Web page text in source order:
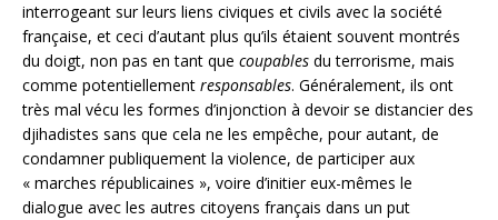
interrogeant sur leurs liens civiques et civils avec la société
française, et ceci d’autant plus qu’ils étaient souvent montrés
du doigt, non pas en tant que coupables du terrorisme, mais
comme potentiellement responsables. Généralement, ils ont
très mal vécu les formes d’injonction à devoir se distancier des
djihadistes sans que cela ne les empêche, pour autant, de
condamner publiquement la violence, de participer aux
« marches républicaines », voire d’initier eux-mêmes le
dialogue avec les autres citoyens français dans un put